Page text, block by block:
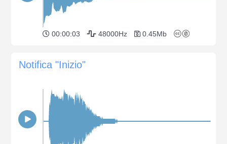
00:00:03 48000Hz 0.45Mb
Notifica "Inizio"